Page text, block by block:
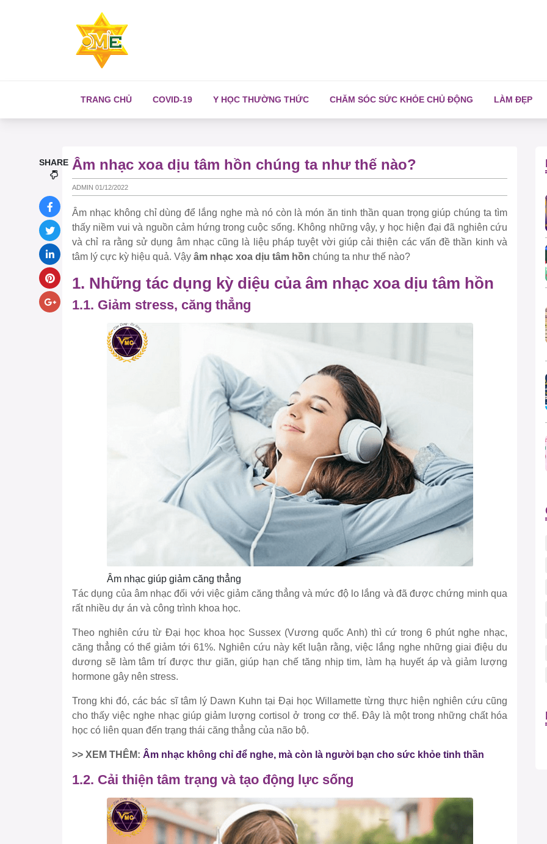
TRANG CHỦ COVID-19 Y HỌC THƯỜNG THỨC CHĂM SÓC SỨC KHỎE CHỦ ĐỘNG LÀM ĐẸP
Âm nhạc xoa dịu tâm hồn chúng ta như thế nào?
ADMIN 01/12/2022
Âm nhạc không chỉ dùng để lắng nghe mà nó còn là món ăn tinh thần quan trọng giúp chúng ta tìm
thấy niềm vui và nguồn cảm hứng trong cuộc sống. Không những vậy, y học hiện đại đã nghiên cứu
và chỉ ra rằng sử dụng âm nhạc cũng là liệu pháp tuyệt vời giúp cải thiện các vấn đề thần kinh và
tâm lý cực kỳ hiệu quả. Vậy âm nhạc xoa dịu tâm hồn chúng ta như thế nào?
1. Những tác dụng kỳ diệu của âm nhạc xoa dịu tâm hồn
1.1. Giảm stress, căng thẳng
Âm nhạc giúp giảm căng thẳng
Tác dụng của âm nhạc đối với việc giảm căng thẳng và mức độ lo lắng và đã được chứng minh qua
rất nhiều dự án và công trình khoa học.
Theo nghiên cứu từ Đại học khoa học Sussex (Vương quốc Anh) thì cứ trong 6 phút nghe nhạc,
căng thẳng có thể giảm tới 61%. Nghiên cứu này kết luận rằng, việc lắng nghe những giai điệu du
dương sẽ làm tâm trí được thư giãn, giúp hạn chế tăng nhịp tim, làm hạ huyết áp và giảm lượng
hormone gây nên stress.
Trong khi đó, các bác sĩ tâm lý Dawn Kuhn tại Đại học Willamette từng thực hiện nghiên cứu cũng
cho thấy việc nghe nhạc giúp giảm lượng cortisol ở trong cơ thể. Đây là một trong những chất hóa
học có liên quan đến trạng thái căng thẳng của não bộ.
>> XEM THÊM: Âm nhạc không chỉ để nghe, mà còn là người bạn cho sức khỏe tinh thần
1.2. Cải thiện tâm trạng và tạo động lực sống
SHARE